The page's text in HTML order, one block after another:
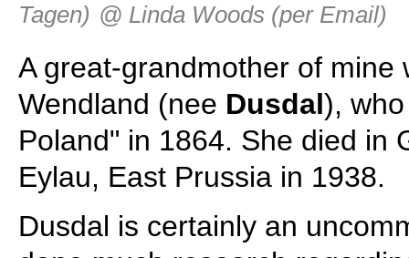
Tagen) @ Linda Woods (per Email)
A great-grandmother of mine
Wendland (nee Dusdal),
Poland" in 1864. She died in
Eylau, East Prussia in 1938.
Dusdal is certainly an